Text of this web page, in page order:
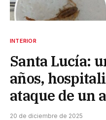
INTERIOR
Santa Lucía:
años,
ataque de un
20 de diciembre de 2025